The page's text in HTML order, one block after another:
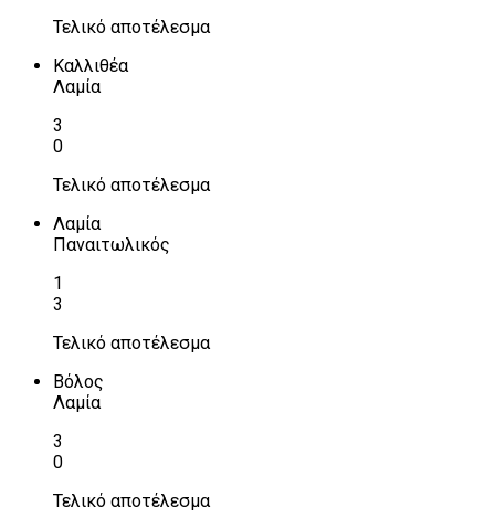
Τελικό αποτέλεσμα
Καλλιθέα
Λαμία
3
0
Τελικό αποτέλεσμα
Λαμία
Παναιτωλικός
1
3
Τελικό αποτέλεσμα
Βόλος
Λαμία
3
0
Τελικό αποτέλεσμα